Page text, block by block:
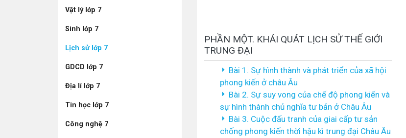
Vật lý lớp 7
Sinh lớp 7
Lịch sử lớp 7
GDCD lớp 7
Địa lí lớp 7
Tin học lớp 7
Công nghệ 7
PHẦN MỘT. KHÁI QUÁT LỊCH SỬ THẾ GIỚI
TRUNG ĐẠI
Bài 1. Sự hình thành và phát triển của xã hội
phong kiến ở châu Âu
Bài 2. Sự suy vong của chế độ phong kiến và
sự hình thành chủ nghĩa tư bản ở Châu Âu
Bài 3. Cuộc đấu tranh của giai cấp tư sản
chống phong kiến thời hậu kì trung đại Châu Âu